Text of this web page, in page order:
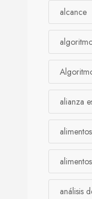
alcance
alianza
análisis